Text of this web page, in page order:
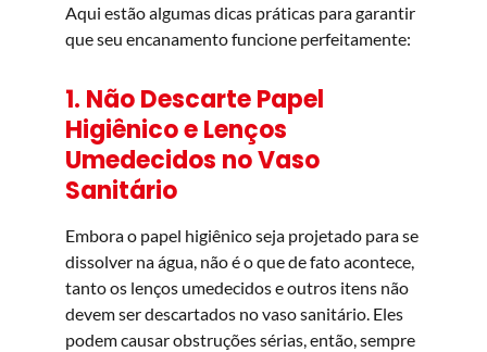
Aqui estão algumas dicas práticas para garantir
que seu encanamento funcione perfeitamente:
1. Não Descarte Papel
Higiênico e Lenços
Umedecidos no Vaso
Sanitário
Embora o papel higiênico seja projetado para se
dissolver na água, não é o que de fato acontece,
tanto os lenços umedecidos e outros itens não
devem ser descartados no vaso sanitário. Eles
podem causar obstruções sérias, então, sempre